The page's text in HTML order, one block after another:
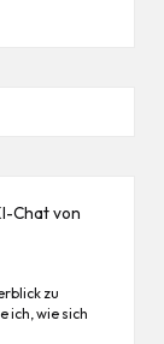
Chat von
zu
ich, wie sich